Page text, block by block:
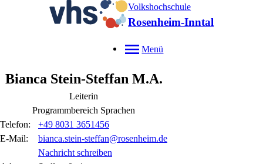
Volkshochschule
Rosenheim-Inntal
Menü
Bianca Stein-Steffan M.A.
Leiterin
Programmbereich Sprachen
Telefon:
+49 8031 3651456
E-Mail:
bianca.stein-steffan@rosenheim.de
Nachricht schreiben